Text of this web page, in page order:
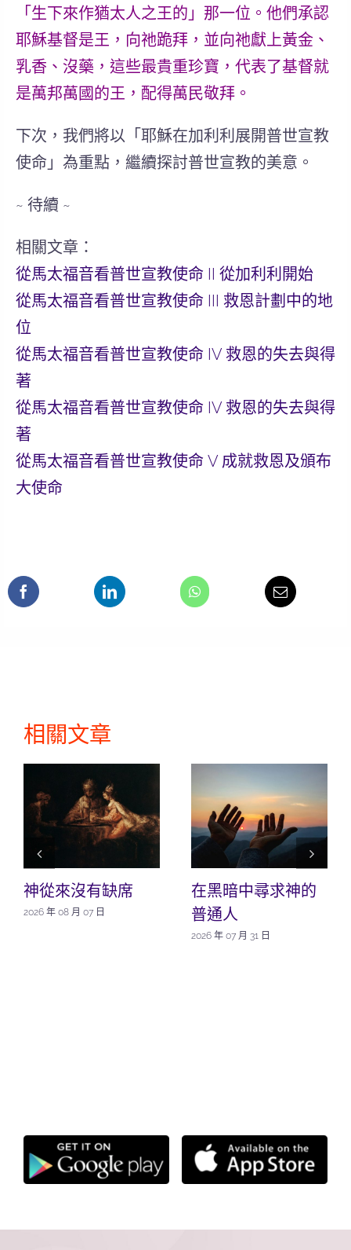
「生下來作猶太人之王的」 那一位。他們承認
耶穌基督是王，向祂跪拜，並向祂獻上黃金、
乳香、沒藥，這些最貴重珍寶，代表了基督就
是萬邦萬國的王，配得萬民敬拜。
下次，我們將以「耶穌在加利利展開普世宣教
使命」為重點，繼續探討普世宣教的美意。
~ 待續 ~
相關文章：
從馬太福音看普世宣教使命 II 從加利利開始
從馬太福音看普世宣教使命 III 救恩計劃中的地
位
從馬太福音看普世宣教使命 IV 救恩的失去與得
著
從馬太福音看普世宣教使命 IV 救恩的失去與得
著
從馬太福音看普世宣教使命 V 成就救恩及頒布
大使命
相關文章
神從來沒有缺席
2026 年 08 月 07 日
在黑暗中尋求神的
普通人
2026 年 07 月 31 日